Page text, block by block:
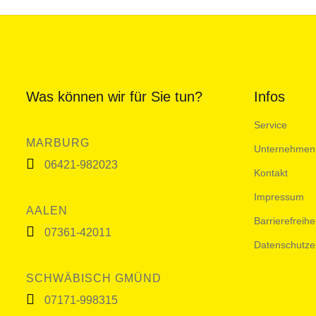
Was können wir für Sie tun?
MARBURG
06421-982023
AALEN
07361-42011
SCHWÄBISCH GMÜND
07171-998315
Infos
Service
Unternehmen
Kontakt
Impressum